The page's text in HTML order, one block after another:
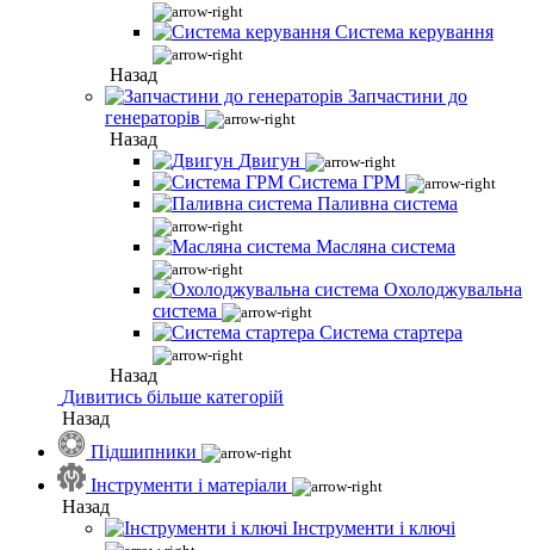
Система керування
Назад
Запчастини до
генераторів
Назад
Двигун
Система ГРМ
Паливна система
Масляна система
Охолоджувальна
система
Система стартера
Назад
Дивитись більше категорій
Назад
Підшипники
Інструменти і матеріали
Назад
Інструменти і ключі